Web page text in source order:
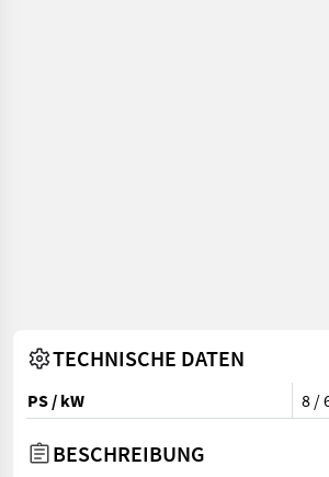
TECHNISCHE DATEN
PS / kW 8 /
BESCHREIBUNG